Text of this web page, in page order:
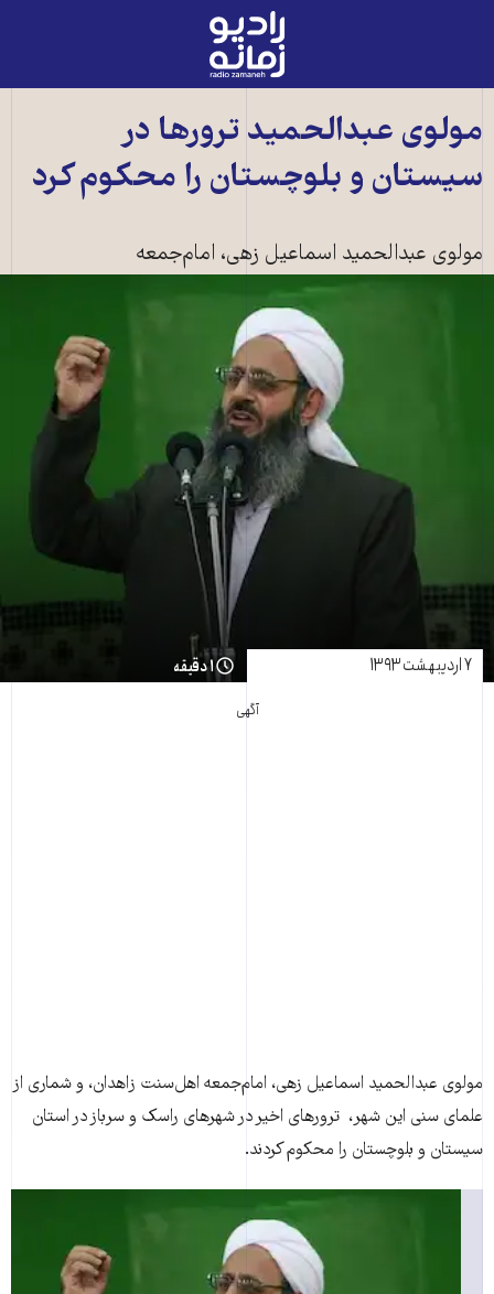
رادیو
زمانه
صفحه
اصلی
مولوی عبدالحميد ترورها در
سيستان و بلوچستان را محکوم کرد
مولوی عبدالحميد اسماعیل زهی، امام‌جمعه
۷ اردیبهشت ۱۳۹۳ ۱ دقیقه
آگهی
مولوی عبدالحميد اسماعیل زهی، امام‌جمعه اهل‌سنت زاهدان، و شماری از
علمای سنی اين شهر، ترورهای اخير در شهرهای راسک و سرباز در استان
سيستان و بلوچستان را محکوم کردند.